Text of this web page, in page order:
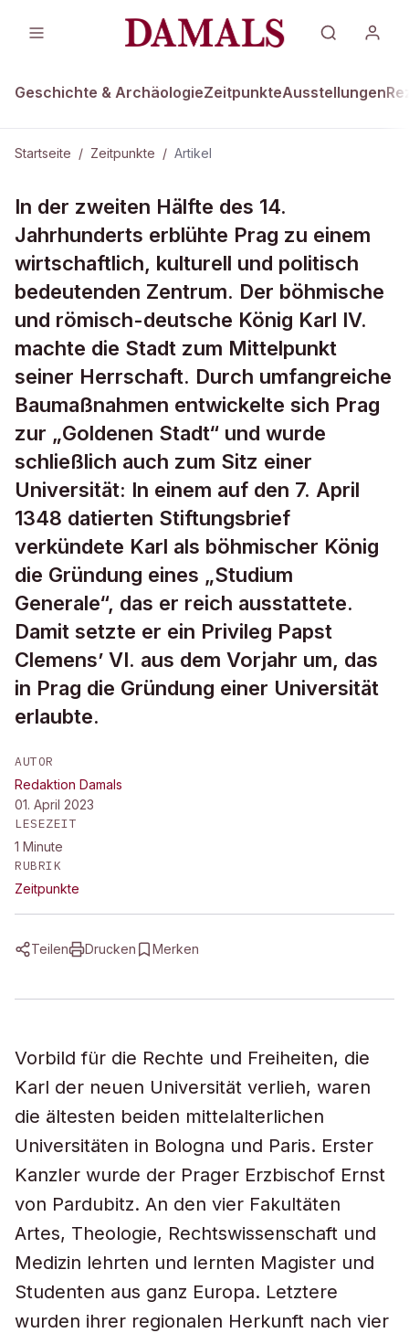
Geschichte & ArchäologieZeitpunkteAusstellungen
Startseite / Zeitpunkte / Artikel
Universität Prag gegründet
In der zweiten Hälfte des 14.
Jahrhunderts erblühte Prag zu einem
wirtschaftlich, kulturell und politisch
bedeutenden Zentrum. Der böhmische
und römisch-deutsche König Karl IV.
machte die Stadt zum Mittelpunkt
seiner Herrschaft. Durch umfangreiche
Baumaßnahmen entwickelte sich Prag
zur „Goldenen Stadt“ und wurde
schließlich auch zum Sitz einer
Universität: In einem auf den 7. April
1348 datierten Stiftungsbrief
verkündete Karl als böhmischer König
die Gründung eines „Studium
Generale“, das er reich ausstattete.
Damit setzte er ein Privileg Papst
Clemens’ VI. aus dem Vorjahr um, das
in Prag die Gründung einer Universität
erlaubte.
AUTOR
Redaktion Damals
01. April 2023
LESEZEIT
1 Minute
RUBRIK
Zeitpunkte
Teilen Drucken Merken
Vorbild für die Rechte und Freiheiten, die
Karl der neuen Universität verlieh, waren
die ältesten beiden mittelalterlichen
Universitäten in Bologna und Paris. Erster
Kanzler wurde der Prager Erzbischof Ernst
von Pardubitz. An den vier Fakultäten
Artes, Theologie, Rechtswissenschaft und
Medizin lehrten und lernten Magister und
Studenten aus ganz Europa. Letztere
wurden ihrer regionalen Herkunft nach vier